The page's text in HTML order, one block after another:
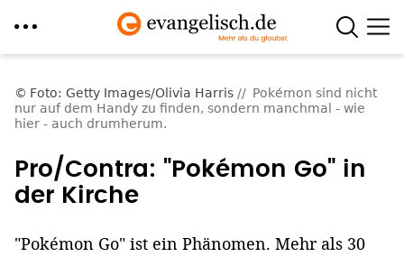
zum
Inhalt
Foto: Getty Images/Olivia Harris
Pokémon sind nicht
nur auf dem Handy zu finden, sondern manchmal - wie
hier - auch drumherum.
Pro/Contra: "Pokémon Go" in
der Kirche
"Pokémon Go" ist ein Phänomen. Mehr als 30